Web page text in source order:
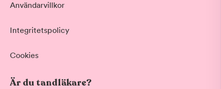
Användarvillkor
Integritetspolicy
Cookies
Är du tandläkare?